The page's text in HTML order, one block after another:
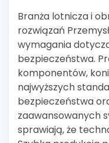
Branża lotnicza i
rozwiązań
wymagania
bezpieczeństwa.
komponentów,
najwyższych
bezpieczeństwa
zaawansowanych
sprawiają, że